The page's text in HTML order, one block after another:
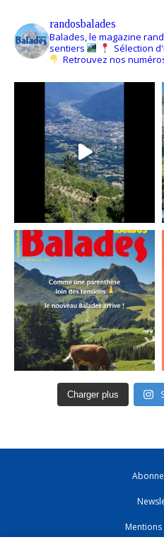
randosbalades
Balades, le magazine
sentiers
Sélection
Retrouvez nos
Charger plus